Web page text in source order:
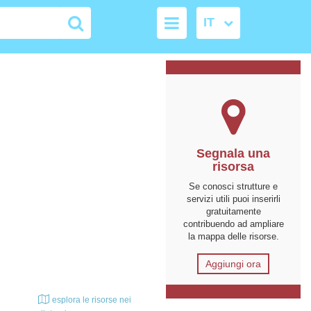
esplora le risorse nei
Segnala una
risorsa
Se conosci strutture e
servizi utili puoi inserirli
gratuitamente
contribuendo ad ampliare
la mappa delle risorse.
Aggiungi ora